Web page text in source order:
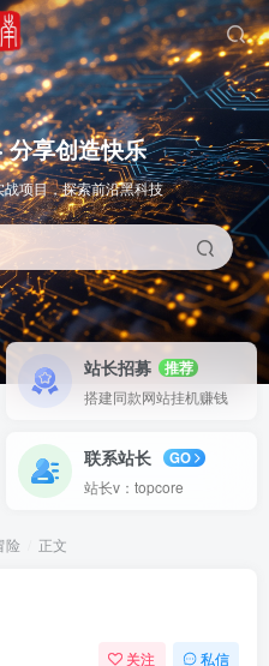
SOFT教程
分享创造快乐
项目，探索前沿黑科技
站长招募
推荐
搭建同款网站挂机赚钱
联系站长
GO
站长v：topcore
险 正文
关注 私信